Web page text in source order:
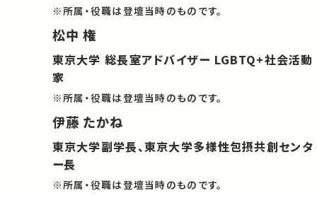
※所属・役職は登壇当時のものです。
松中 権
東京大学 総長室アドバイザー LGBTQ+社会活動
家
※所属・役職は登壇当時のものです。
伊藤 たかね
東京大学副学長、東京大学多様性包摂共創センタ
ー長
※所属・役職は登壇当時のものです。